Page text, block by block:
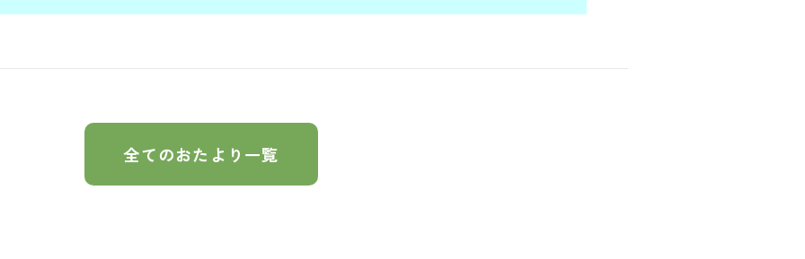
全てのおたより一覧